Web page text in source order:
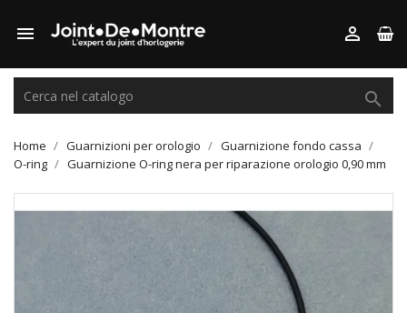
 

Home Guarnizioni per orologio
Guarnizione fondo cassa
O-ring
Guarnizione O-ring nera per riparazione orologio 0,90 mm